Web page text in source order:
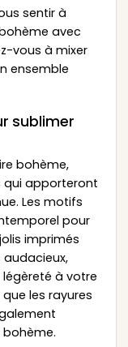
sentir à
avec
vous à mixer
ensemble
sublimer
bohème,
qui apporteront
Les motifs
pour
imprimés
audacieux,
à votre
les rayures